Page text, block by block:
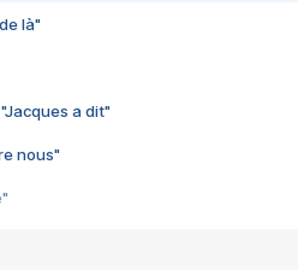
là"
a dit"
nous"